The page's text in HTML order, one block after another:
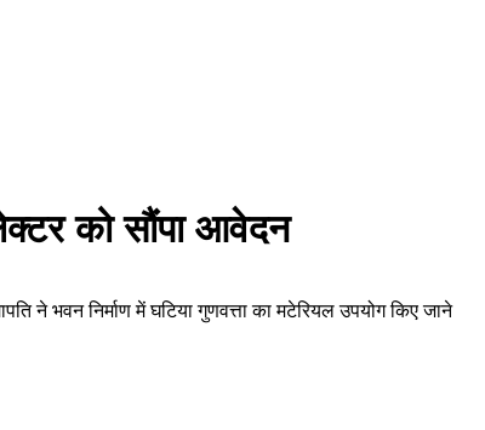
को सौंपा आवेदन
ने भवन निर्माण में घटिया गुणवत्ता का मटेरियल उपयोग किए जाने